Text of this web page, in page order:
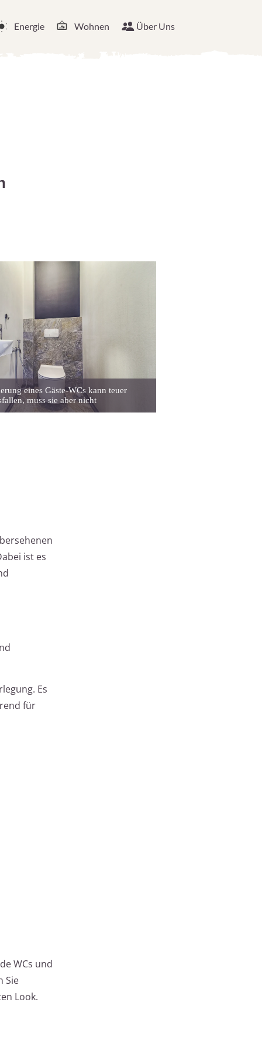
Energie Wohnen Über Uns
eines Gäste-WCs kann teuer
muss sie aber nicht
ist es
Es
für
WCs und
Sie
Look.